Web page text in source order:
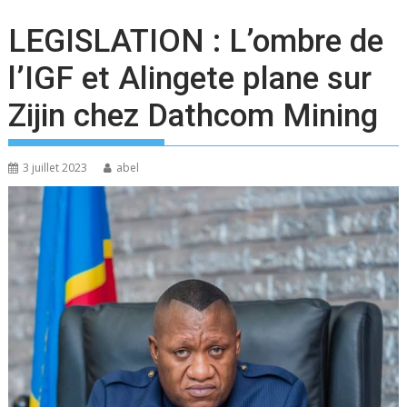
LEGISLATION : L’ombre de
l’IGF et Alingete plane sur
Zijin chez Dathcom Mining
3 juillet 2023 abel